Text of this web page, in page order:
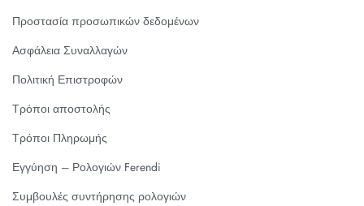
Προστασία προσωπικών δεδομένων
Ασφάλεια Συναλλαγών
Πολιτική Επιστροφών
Τρόποι αποστολής
Τρόποι Πληρωμής
Εγγύηση – Ρολογιών Ferendi
Συμβουλές συντήρησης ρολογιών